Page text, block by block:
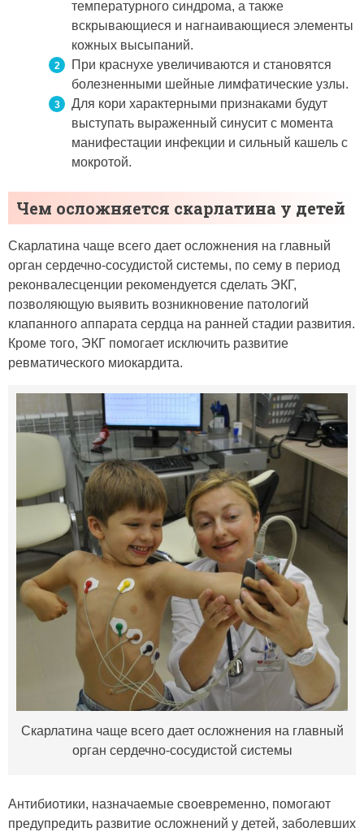
температурного синдрома, а также
вскрывающиеся и нагнаивающиеся элементы
кожных высыпаний.
При краснухе увеличиваются и становятся
болезненными шейные лимфатические узлы.
Для кори характерными признаками будут
выступать выраженный синусит с момента
манифестации инфекции и сильный кашель с
мокротой.
Чем осложняется скарлатина у детей
Скарлатина чаще всего дает осложнения на главный
орган сердечно-сосудистой системы, по сему в период
реконвалесценции рекомендуется сделать ЭКГ,
позволяющую выявить возникновение патологий
клапанного аппарата сердца на ранней стадии развития.
Кроме того, ЭКГ помогает исключить развитие
ревматического миокардита.
Скарлатина чаще всего дает осложнения на главный
орган сердечно-сосудистой системы
Антибиотики, назначаемые своевременно, помогают
предупредить развитие осложнений у детей, заболевших